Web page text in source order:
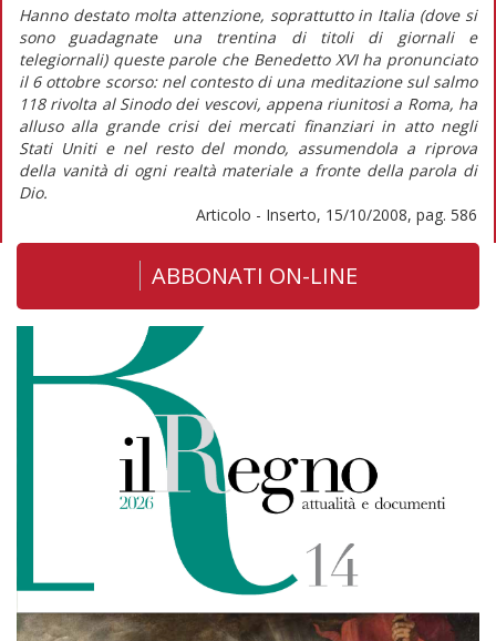
Hanno destato molta attenzione, soprattutto in Italia (dove si
sono guadagnate una trentina di titoli di giornali e
telegiornali) queste parole che Benedetto XVI ha pronunciato
il 6 ottobre scorso: nel contesto di una meditazione sul salmo
118 rivolta al Sinodo dei vescovi, appena riunitosi a Roma, ha
alluso alla grande crisi dei mercati finanziari in atto negli
Stati Uniti e nel resto del mondo, assumendola a riprova
della vanità di ogni realtà materiale a fronte della parola di
Dio.
Articolo - Inserto, 15/10/2008, pag. 586
ABBONATI ON-LINE